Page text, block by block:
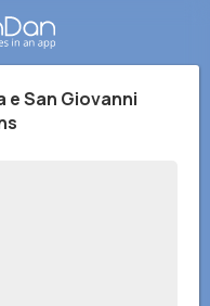
e San Giovanni